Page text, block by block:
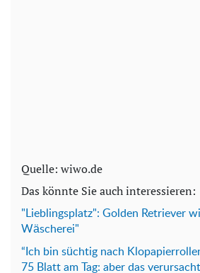
Quelle: wiwo.de
Das könnte Sie auch interessieren:
"Lieblingsplatz": Golden Retriever
Wäscherei"
“Ich bin süchtig nach
75 Blatt am Tag: aber das